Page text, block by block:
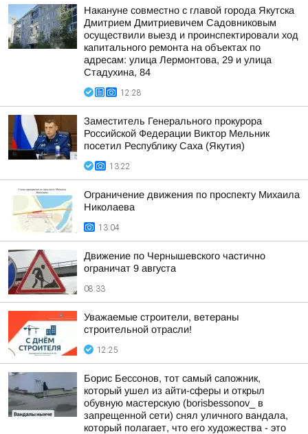
Накануне совместно с главой города Якутска
Дмитрием Дмитриевичем Садовниковым
осуществили выезд и проинспектировали ход
капитального ремонта на объектах по
адресам: улица Лермонтова, 29 и улица
Стадухина, 84
12:28
Заместитель Генерального прокурора
Российской Федерации Виктор Мельник
посетил Республику Саха (Якутия)
13:22
Ограничение движения по проспекту Михаила
Николаева
13:04
Движение по Чернышевского частично
ограничат 9 августа
08:33
Уважаемые строители, ветераны
строительной отрасли!
12:25
Борис Бессонов, тот самый сапожник,
который ушел из айти-сферы и открыл
обувную мастерскую (borisbessonov_ в
запрещенной сети) снял уличного вандала,
который полагает, что его художества - это